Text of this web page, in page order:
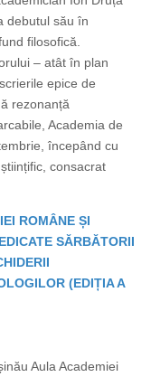
debutul său în
filosofică.
– atât în plan
epice de
rezonanță
Academia de
începând cu
consacrat
ROMÂNE ȘI
SĂRBĂTORII
(EDIȚIA A
Aula Academiei